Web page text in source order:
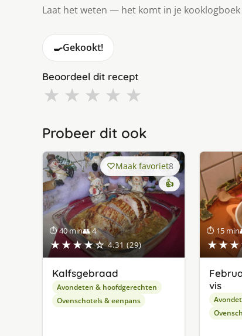
Laat het weten — het komt in je kooklogboek
🍳Gekookt!
Beoordeel dit recept
★ ★ ★ ★ ★
Probeer dit ook
⏱ 40 min👥 4
★★★★☆ 4.31 (29)
Maak favoriet8
👍
Kalfsgebraad
Avondeten & hoofdgerechten
Ovenschotels & eenpans
⏱ 15 min
vis